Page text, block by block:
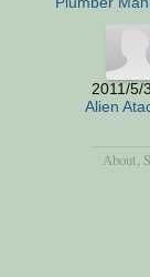
2011/5/
Alien
About ,